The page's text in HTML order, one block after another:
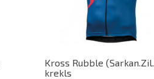
Kross Rubble
krekls